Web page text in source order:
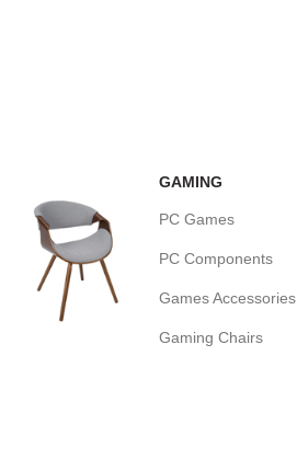
GAMING
PC Games
PC Components
Games Accessories
Gaming Chairs